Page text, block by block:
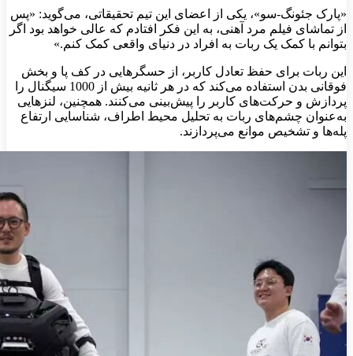
«پارک جئونگ-سو»، یکی از اعضای این تیم تحقیقاتی، می‌گوید: «پس
از تماشای فیلم مرد آهنی، به این فکر افتادم که عالی خواهد بود اگر
بتوانم با کمک یک ربات به افراد در دنیای واقعی کمک کنم.»
این ربات برای حفظ تعادل کاربر، از حسگرهایی در کف پا و بخش
فوقانی بدن استفاده می‌کند که در هر ثانیه بیش از 1000 سیگنال را
پردازش و حرکت‌های کاربر را پیش‌بینی می‌کنند. همچنین، لنزهایی
به‌عنوان چشم‌های ربات به تحلیل محیط اطراف، شناسایی ارتفاع
پله‌ها و تشخیص موانع می‌پردازند.